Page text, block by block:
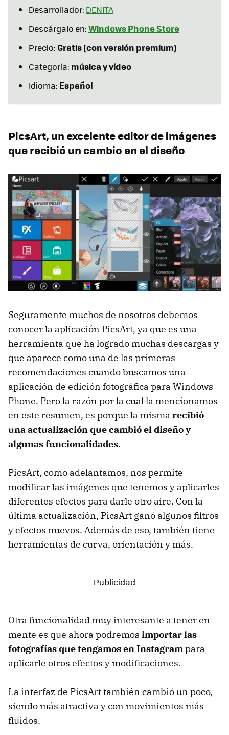
Desarrollador: DENITA
Descárgalo en:Windows Phone Store
Precio:Gratis (con versión premium)
Categoría: música y vídeo
Idioma: Español
PicsArt, un excelente editor de imágenes
que recibió un cambio en el diseño
Seguramente muchos de nosotros debemos
conocer la aplicación PicsArt, ya que es una
herramienta que ha logrado muchas descargas y
que aparece como una de las primeras
recomendaciones cuando buscamos una
aplicación de edición fotográfica para Windows
Phone. Pero la razón por la cual la mencionamos
en este resumen, es porque la misma recibió
una actualización que cambió el diseño y
algunas funcionalidades.
PicsArt, como adelantamos, nos permite
modificar las imágenes que tenemos y aplicarles
diferentes efectos para darle otro aire. Con la
última actualización, PicsArt ganó algunos filtros
y efectos nuevos. Además de eso, también tiene
herramientas de curva, orientación y más.
Otra funcionalidad muy interesante a tener en
mente es que ahora podremos importar las
fotografías que tengamos en Instagrampara
aplicarle otros efectos y modificaciones.
La interfaz de PicsArt también cambió un poco,
siendo más atractiva y con movimientos más
fluidos.